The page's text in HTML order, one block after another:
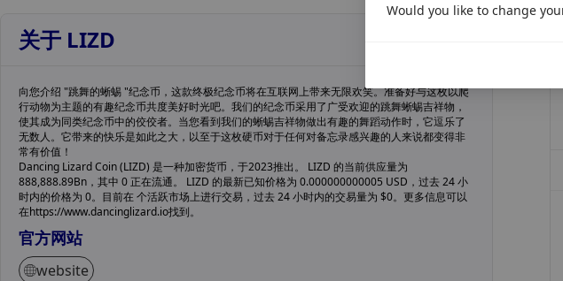
关于 LIZD
向您介绍 "跳舞的蜥蜴 "纪念币，这款终极纪念币将在互联网上带来无限欢笑。准备好与这枚以爬
行动物为主题的有趣纪念币共度美好时光吧。我们的纪念币采用了广受欢迎的跳舞蜥蜴吉祥物，
使其成为同类纪念币中的佼佼者。当您看到我们的蜥蜴吉祥物做出有趣的舞蹈动作时，它逗乐了
无数人。它带来的快乐是如此之大，以至于这枚硬币对于任何对备忘录感兴趣的人来说都变得非
常有价值！
Dancing Lizard Coin (LIZD) 是一种加密货币，于2023推出。 LIZD 的当前供应量为
888,888.89Bn，其中 0 正在流通。 LIZD 的最新已知价格为 0.000000000005 USD，过去 24 小
时内的价格为 0。目前在 个活跃市场上进行交易，过去 24 小时内的交易量为 $0。更多信息可以
在https://www.dancinglizard.io找到。
官方网站
website
Would you like to change